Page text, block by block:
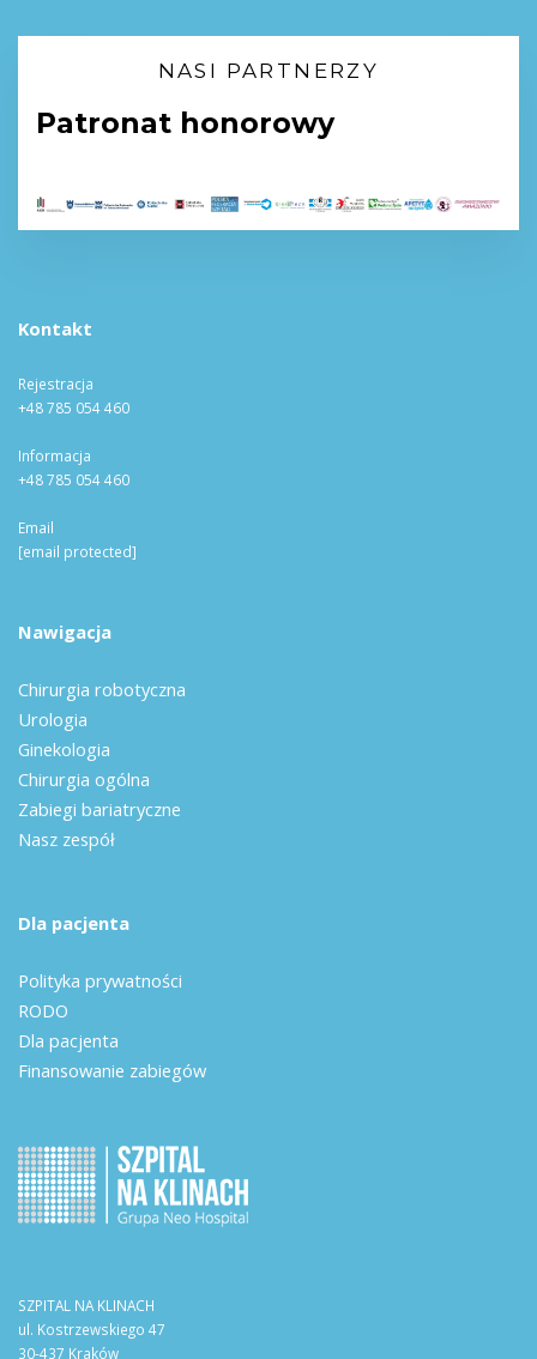
NASI PARTNERZY
Patronat honorowy
Kontakt
Rejestracja
+48 785 054 460
Informacja
+48 785 054 460
Email
[email protected]
Nawigacja
Chirurgia robotyczna
Urologia
Ginekologia
Chirurgia ogólna
Zabiegi bariatryczne
Nasz zespół
Dla pacjenta
Polityka prywatności
RODO
Dla pacjenta
Finansowanie zabiegów
SZPITAL NA KLINACH
ul. Kostrzewskiego 47
30-437 Kraków